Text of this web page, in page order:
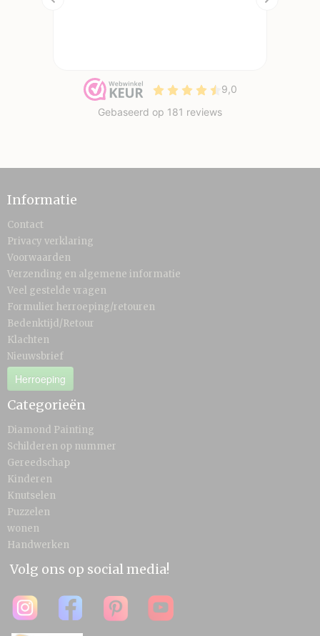
Informatie
Contact
Privacy verklaring
Voorwaarden
Verzending en algemene informatie
Veel gestelde vragen
Formulier herroeping/retouren
Bedenktijd/Retour
Klachten
Nieuwsbrief
Herroeping
Categorieën
Diamond Painting
Schilderen op nummer
Gereedschap
Kinderen
Knutselen
Puzzelen
wonen
Handwerken
Volg ons op social media!